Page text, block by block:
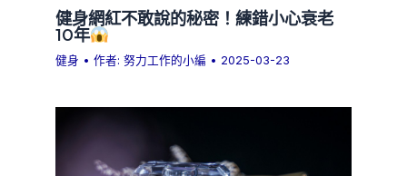
健身網紅不敢說的秘密！練錯小心衰老
10年
健身 • 作者:努力工作的小編 • 2025-03-23